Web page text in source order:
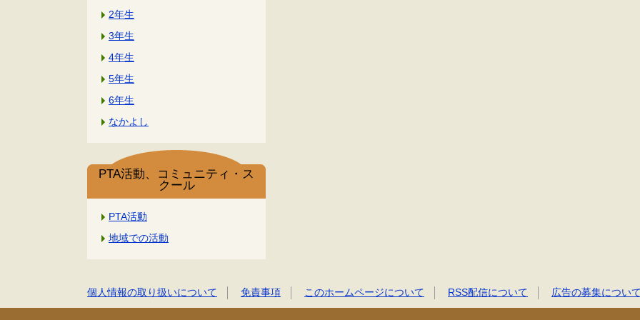
2年生
3年生
4年生
5年生
6年生
なかよし
PTA活動、コミュニティ・ス
クール
PTA活動
地域での活動
個人情報の取り扱いについて 免責事項 このホームページについて RSS配信について 広告の募集につい